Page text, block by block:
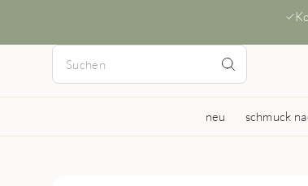
neu schmuck